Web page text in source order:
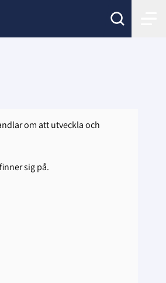
om att utveckla och
sig på.